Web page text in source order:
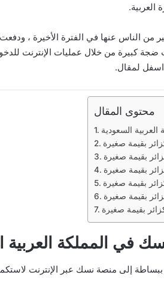
العربية.
الناس عنها في الفترة الأخيرة ،
كبيرة من خلال عمليات الإنترنت
اسفل لمقال.
محتوى المقال
السعودية
بقيمة صغيرة
بقيمة صغيرة
بقيمة صغيرة
بقيمة صغيرة
بقيمة صغيرة
بقيمة صغيرة
المملكة العربية
إلى منصة نسك عبر الإنترنت لاستكمال